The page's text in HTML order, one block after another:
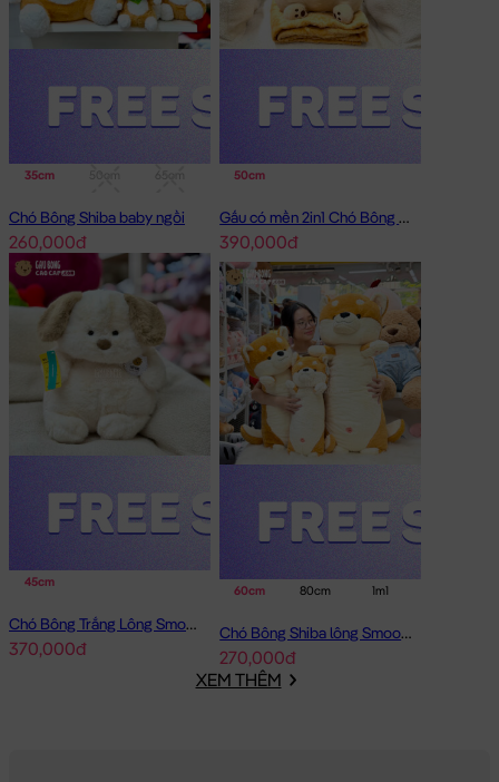
35cm 95cm
Chó Bông Shiba baby ngồi
260,000đ
50cm
Gấu có mền 2in1 Chó Bông Mặt Xệ Đội Gà
390,000đ
45cm
Chó Bông Trắng Lông Smooth Bobova
370,000đ
60cm 80cm 1m1
Chó Bông Shiba lông Smooth Gối Ôm Dài
270,000đ
XEM THÊM